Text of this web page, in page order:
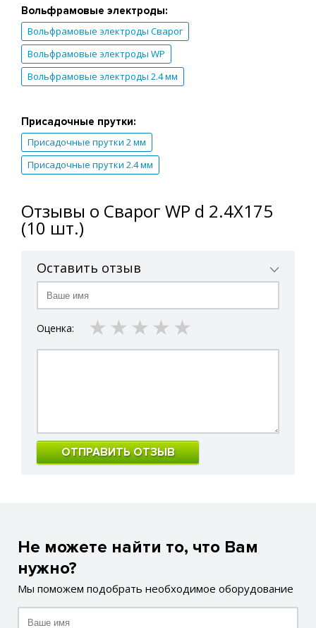
Вольфрамовые электроды:
Вольфрамовые электроды Сварог
Вольфрамовые электроды WP
Вольфрамовые электроды 2.4 мм
Присадочные прутки:
Присадочные прутки 2 мм
Присадочные прутки 2.4 мм
Отзывы о Сварог WP d 2.4X175
(10 шт.)
Оставить отзыв
Оценка: 4 stars
3 stars
2 stars
1 star
ОТПРАВИТЬ ОТЗЫВ
Не можете найти то, что Вам
нужно?
Мы поможем подобрать необходимое оборудование